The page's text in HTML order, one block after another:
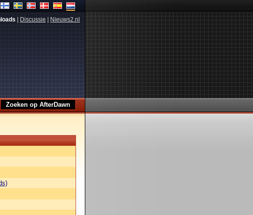
Discussie Nieuws2.nl